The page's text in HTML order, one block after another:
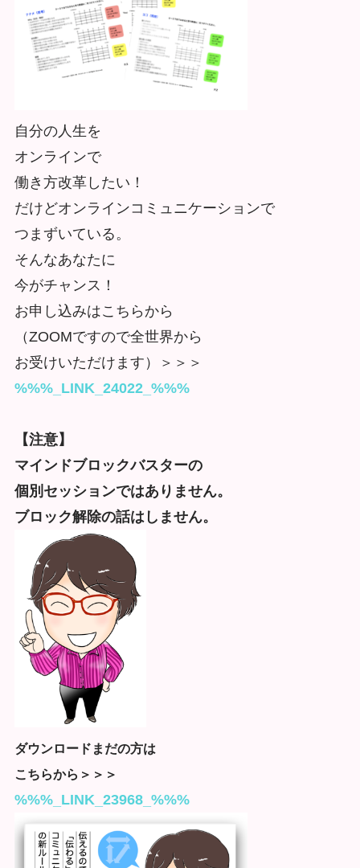
自分の人生を
オンラインで
働き方改革したい！
だけどオンラインコミュニケーションで
つまずいている。
そんなあなたに
今がチャンス！
お申し込みはこちらから
（ZOOMですので全世界から
お受けいただけます）＞＞＞
%%%_LINK_24022_%%%
【注意】
マインドブロックバスターの
個別セッションではありません。
ブロック解除の話はしません。
ダウンロードまだの方は
こちらから＞＞＞
%%%_LINK_23968_%%%